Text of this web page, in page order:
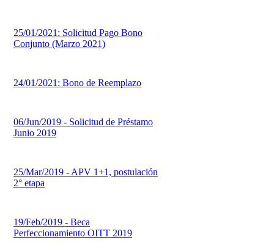
25/01/2021: Solicitud Pago Bono
Conjunto (Marzo 2021)
24/01/2021: Bono de Reemplazo
06/Jun/2019 - Solicitud de Préstamo
Junio 2019
25/Mar/2019 - APV 1+1, postulación
2° etapa
19/Feb/2019 - Beca
Perfeccionamiento OITT 2019